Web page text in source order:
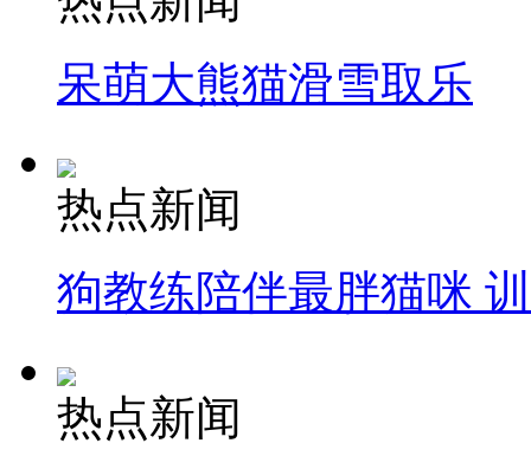
呆萌大熊猫滑雪取乐
热点新闻
狗教练陪伴最胖猫咪
热点新闻